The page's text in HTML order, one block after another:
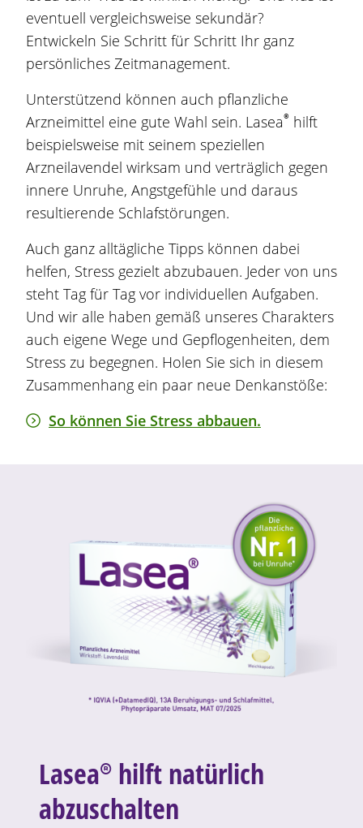
eventuell vergleichsweise sekundär?
Entwickeln Sie Schritt für Schritt Ihr ganz
persönliches Zeitmanagement.
Unterstützend können auch pflanzliche
Arzneimittel eine gute Wahl sein. Lasea® hilft
beispielsweise mit seinem speziellen
Arzneilavendel wirksam und verträglich gegen
innere Unruhe, Angstgefühle und daraus
resultierende Schlafstörungen.
Auch ganz alltägliche Tipps können dabei
helfen, Stress gezielt abzubauen. Jeder von uns
steht Tag für Tag vor individuellen Aufgaben.
Und wir alle haben gemäß unseres Charakters
auch eigene Wege und Gepflogenheiten, dem
Stress zu begegnen. Holen Sie sich in diesem
Zusammenhang ein paar neue Denkanstöße:
So können Sie Stress abbauen.
Lasea®hilft natürlich
abzuschalten